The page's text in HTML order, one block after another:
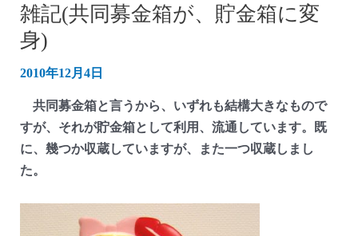
雑記(共同募金箱が、貯金箱に変
身)
2010年12月4日
共同募金箱と言うから、いずれも結構大きなもので
すが、それが貯金箱として利用、流通しています。既
に、幾つか収蔵していますが、また一つ収蔵しまし
た。